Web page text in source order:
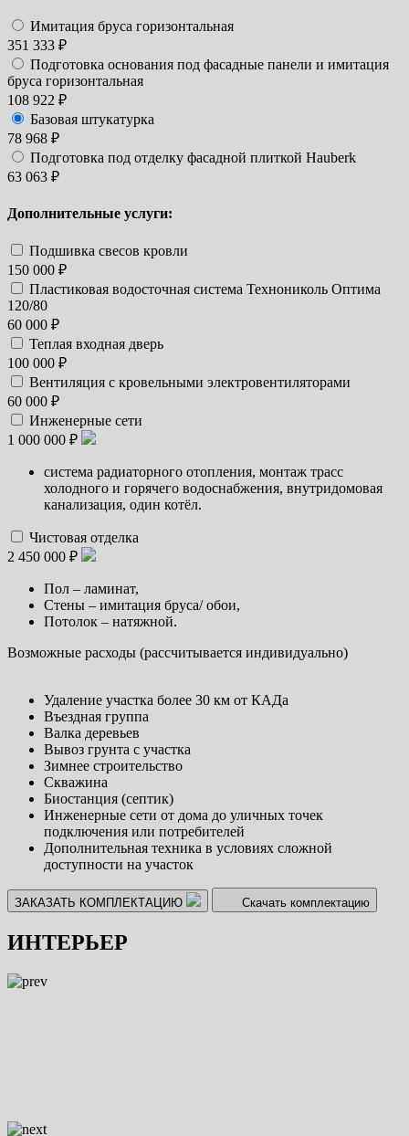
Имитация бруса горизонтальная
351 333 ₽
Подготовка основания под фасадные панели и имитация
бруса горизонтальная
108 922 ₽
Базовая штукатурка
78 968 ₽
Подготовка под отделку фасадной плиткой Hauberk
63 063 ₽
Дополнительные услуги:
Подшивка свесов кровли
150 000 ₽
Пластиковая водосточная система Технониколь Оптима
120/80
60 000 ₽
Теплая входная дверь
100 000 ₽
Вентиляция с кровельными электровентиляторами
60 000 ₽
Инженерные сети
1 000 000 ₽
система радиаторного отопления, монтаж трасс
холодного и горячего водоснабжения, внутридомовая
канализация, один котёл.
Чистовая отделка
2 450 000 ₽
Пол – ламинат,
Стены – имитация бруса/ обои,
Потолок – натяжной.
Возможные расходы (рассчитывается индивидуально)
Удаление участка более 30 км от КАДа
Въездная группа
Валка деревьев
Вывоз грунта с участка
Зимнее строительство
Скважина
Биостанция (септик)
Инженерные сети от дома до уличных точек
подключения или потребителей
Дополнительная техника в условиях сложной
доступности на участок
ЗАКАЗАТЬ КОМПЛЕКТАЦИЮ Скачать комплектацию
ИНТЕРЬЕР